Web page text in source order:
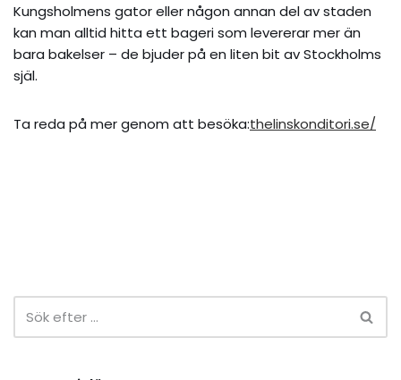
Kungsholmens gator eller någon annan del av staden
kan man alltid hitta ett bageri som levererar mer än
bara bakelser – de bjuder på en liten bit av Stockholms
själ.
Ta reda på mer genom att besöka:thelinskonditori.se/